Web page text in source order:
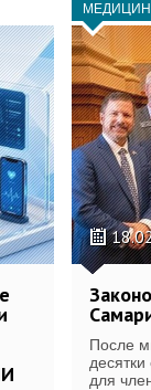
После
для